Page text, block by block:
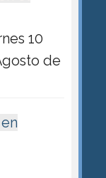
10
de